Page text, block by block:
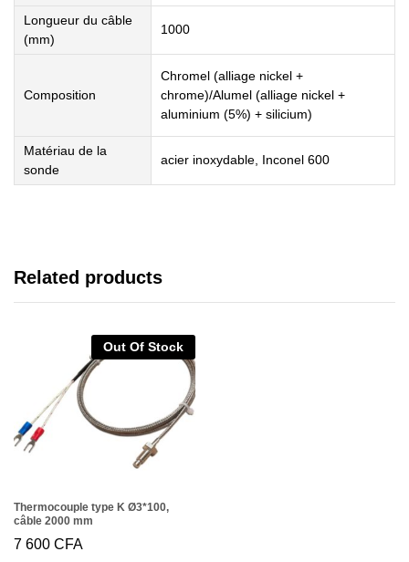
Longueur du câble
(mm)
1000
Composition
Chromel (alliage nickel +
chrome)/Alumel (alliage nickel +
aluminium (5%) + silicium)
Matériau de la
sonde
acier inoxydable, Inconel 600
Related products
Out Of Stock
Thermocouple type K Ø3*100,
câble 2000 mm
7 600 CFA